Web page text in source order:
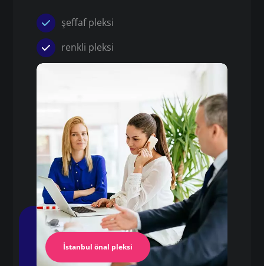
İstanbul önal pleksi
şeffaf pleksi
renkli pleksi
Pleksi Masa
İstanbul Pleksi